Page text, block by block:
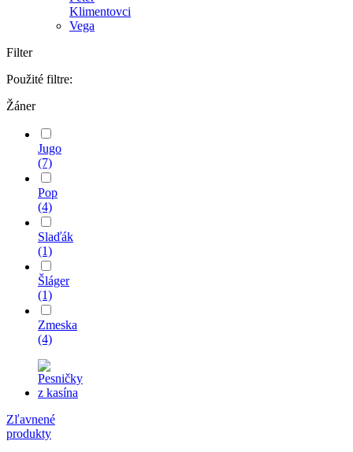
Klimentovci
Vega
Filter
Použité filtre:
Žáner
Jugo
(7)
Pop
(4)
Slaďák
(1)
Šláger
(1)
Zmeska
(4)
Zľavnené
produkty